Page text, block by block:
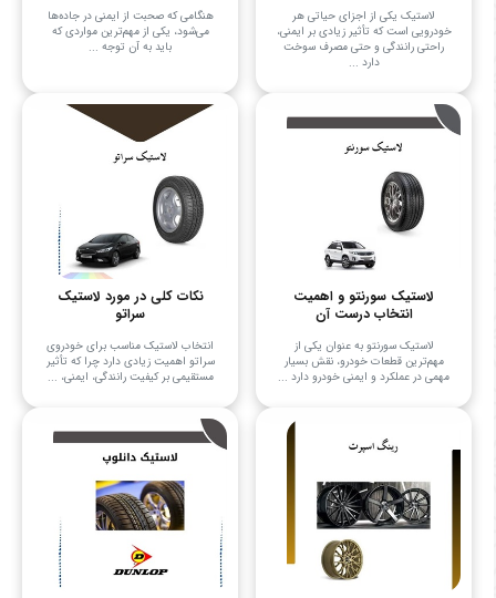
لاستیک یکی از اجزای حیاتی هر
خودرویی است که تأثیر زیادی بر ایمنی،
راحتی رانندگی و حتی مصرف سوخت
دارد ...
هنگامی که صحبت از ایمنی در جاده‌ها
می‌شود، یکی از مهم‌ترین مواردی که
باید به آن توجه ...
لاستیک سورنتو و اهمیت
انتخاب درست آن
لاستیک سورنتو به عنوان یکی از
مهم‌ترین قطعات خودرو، نقش بسیار
مهمی در عملکرد و ایمنی خودرو دارد ...
نکات کلی در مورد لاستیک
سراتو
انتخاب لاستیک مناسب برای خودروی
سراتو اهمیت زیادی دارد چرا که تأثیر
مستقیمی بر کیفیت رانندگی، ایمنی، ...